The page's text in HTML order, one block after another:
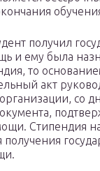
получил
и ему была
то
акт
со
Стипендия
получения